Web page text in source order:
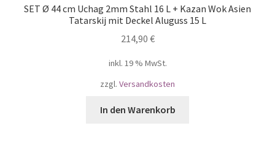
SET Ø 44 cm Uchag 2mm Stahl 16 L + Kazan Wok Asien
Tatarskij mit Deckel Aluguss 15 L
214,90 €
inkl. 19 % MwSt.
zzgl. Versandkosten
In den Warenkorb